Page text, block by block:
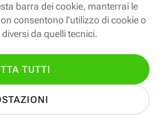
12878470157